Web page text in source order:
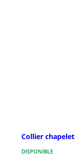
Collier chapelet
DISPONIBLE